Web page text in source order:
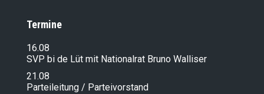
Termine
16.08
SVP bi de Lüt mit Nationalrat Bruno Walliser
21.08
Parteileitung / Parteivorstand